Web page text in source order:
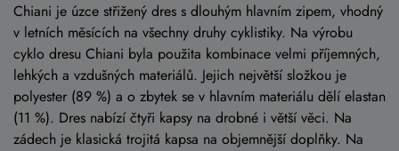
Chiani je úzce střižený dres s dlouhým hlavním zipem, vhodný
v letních měsících na všechny druhy cyklistiky. Na výrobu
cyklo dresu Chiani byla použita kombinace velmi příjemných,
lehkých a vzdušných materiálů. Jejich největší složkou je
polyester (89 %) a o zbytek se v hlavním materiálu dělí elastan
(11 %). Dres nabízí čtyři kapsy na drobné i větší věci. Na
zádech je klasická trojitá kapsa na objemnější doplňky. Na